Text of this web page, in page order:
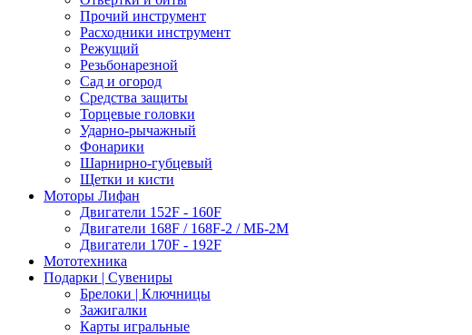
Прочий инструмент
Расходники инструмент
Режущий
Резьбонарезной
Сад и огород
Средства защиты
Торцевые головки
Ударно-рычажный
Фонарики
Шарнирно-губцевый
Щетки и кисти
Моторы Лифан
Двигатели 152F - 160F
Двигатели 168F / 168F-2 / МБ-2М
Двигатели 170F - 192F
Мототехника
Подарки | Сувениры
Брелоки | Ключницы
Зажигалки
Карты игральные